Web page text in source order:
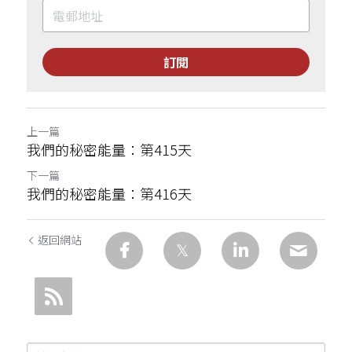
訂閱
上一篇
我們的秘密能量：第415天
下一篇
我們的秘密能量：第416天
返回網站